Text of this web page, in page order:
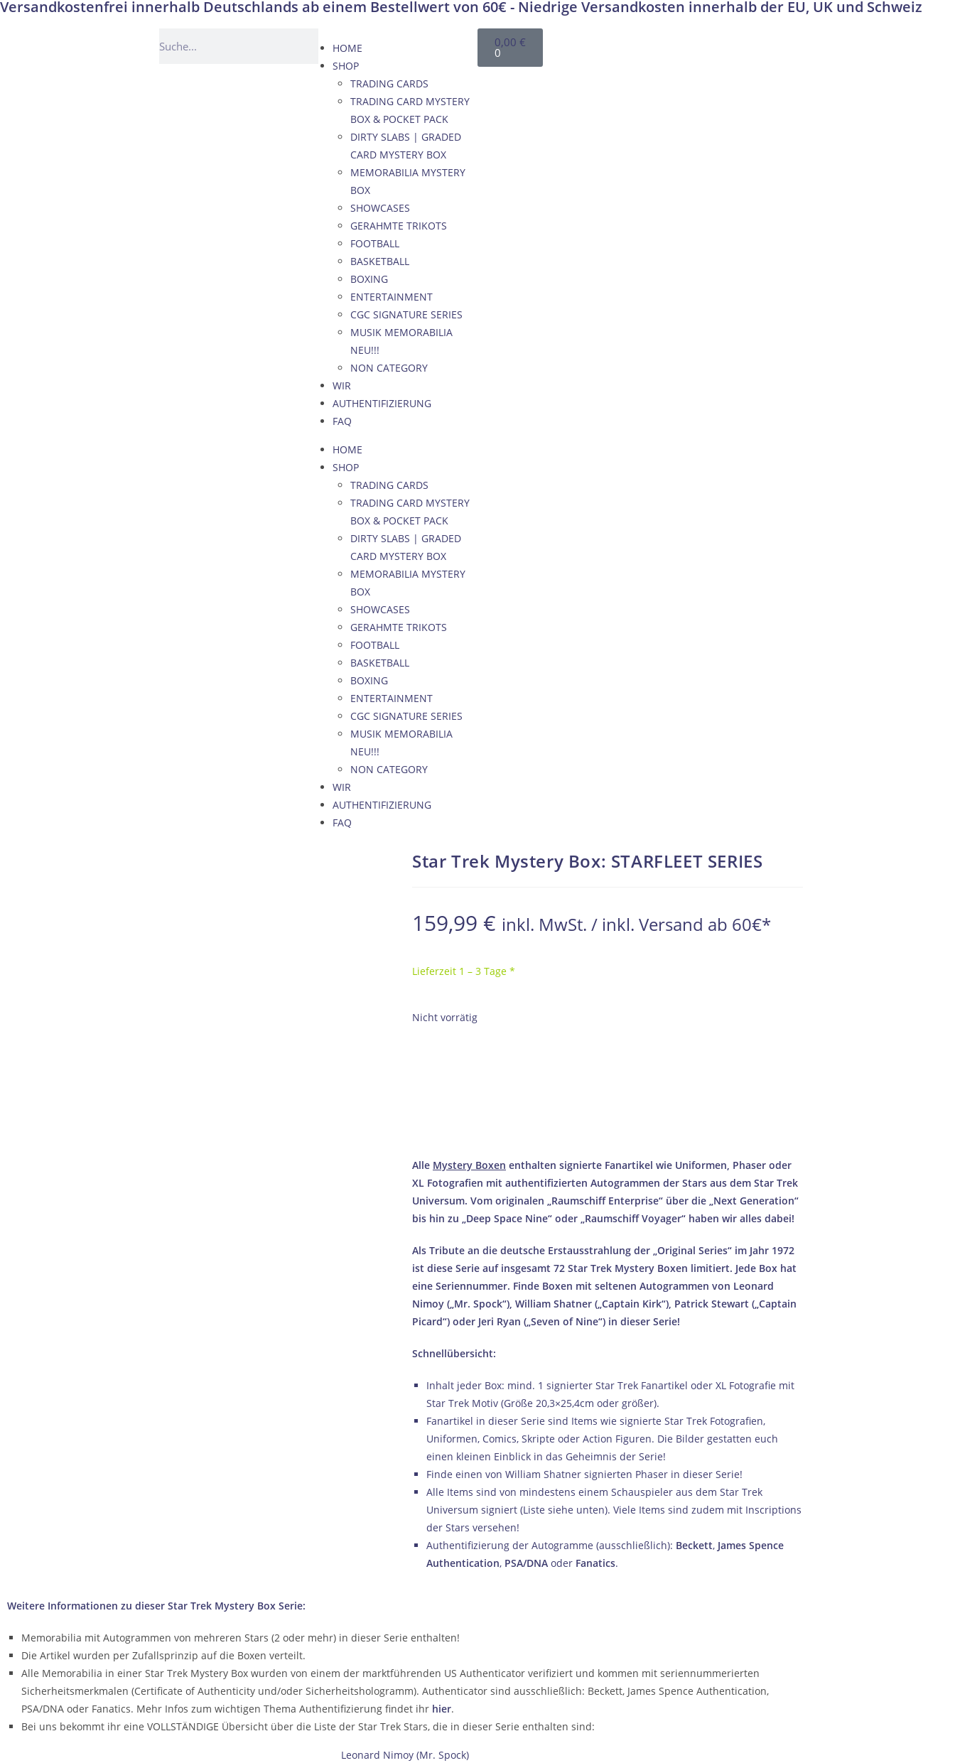
Versandkostenfrei innerhalb Deutschlands ab einem Bestellwert von 60€ - Niedrige Versandkosten innerhalb der EU, UK und Schweiz
HOME
SHOP
TRADING CARDS
TRADING CARD MYSTERY
BOX & POCKET PACK
DIRTY SLABS | GRADED
CARD MYSTERY BOX
MEMORABILIA MYSTERY
BOX
SHOWCASES
GERAHMTE TRIKOTS
FOOTBALL
BASKETBALL
BOXING
ENTERTAINMENT
CGC SIGNATURE SERIES
MUSIK MEMORABILIA
NEU!!!
NON CATEGORY
WIR
AUTHENTIFIZIERUNG
FAQ
HOME
SHOP
TRADING CARDS
TRADING CARD MYSTERY
BOX & POCKET PACK
DIRTY SLABS | GRADED
CARD MYSTERY BOX
MEMORABILIA MYSTERY
BOX
SHOWCASES
GERAHMTE TRIKOTS
FOOTBALL
BASKETBALL
BOXING
ENTERTAINMENT
CGC SIGNATURE SERIES
MUSIK MEMORABILIA
NEU!!!
NON CATEGORY
WIR
AUTHENTIFIZIERUNG
FAQ
0,00 €
0
Star Trek Mystery Box: STARFLEET SERIES
159,99 € inkl. MwSt. / inkl. Versand ab 60€*
Lieferzeit 1 – 3 Tage *
Nicht vorrätig
Alle Mystery Boxen enthalten signierte Fanartikel wie Uniformen, Phaser oder
XL Fotografien mit authentifizierten Autogrammen der Stars aus dem Star Trek
Universum. Vom originalen „Raumschiff Enterprise“ über die „Next Generation“
bis hin zu „Deep Space Nine“ oder „Raumschiff Voyager“ haben wir alles dabei!
Als Tribute an die deutsche Erstausstrahlung der „Original Series“ im Jahr 1972
ist diese Serie auf insgesamt 72 Star Trek Mystery Boxen limitiert. Jede Box hat
eine Seriennummer. Finde Boxen mit seltenen Autogrammen von Leonard
Nimoy („Mr. Spock“), William Shatner („Captain Kirk“), Patrick Stewart („Captain
Picard“) oder Jeri Ryan („Seven of Nine“) in dieser Serie!
Schnellübersicht:
Inhalt jeder Box: mind. 1 signierter Star Trek Fanartikel oder XL Fotografie mit
Star Trek Motiv (Größe 20,3×25,4cm oder größer).
Fanartikel in dieser Serie sind Items wie signierte Star Trek Fotografien,
Uniformen, Comics, Skripte oder Action Figuren. Die Bilder gestatten euch
einen kleinen Einblick in das Geheimnis der Serie!
Finde einen von William Shatner signierten Phaser in dieser Serie!
Alle Items sind von mindestens einem Schauspieler aus dem Star Trek
Universum signiert (Liste siehe unten). Viele Items sind zudem mit Inscriptions
der Stars versehen!
Authentifizierung der Autogramme (ausschließlich): Beckett, James Spence
Authentication, PSA/DNA oder Fanatics.
Weitere Informationen zu dieser Star Trek Mystery Box Serie:
Memorabilia mit Autogrammen von mehreren Stars (2 oder mehr) in dieser Serie enthalten!
Die Artikel wurden per Zufallsprinzip auf die Boxen verteilt.
Alle Memorabilia in einer Star Trek Mystery Box wurden von einem der marktführenden US Authenticator verifiziert und kommen mit seriennummerierten
Sicherheitsmerkmalen (Certificate of Authenticity und/oder Sicherheitshologramm). Authenticator sind ausschließlich: Beckett, James Spence Authentication,
PSA/DNA oder Fanatics. Mehr Infos zum wichtigen Thema Authentifizierung findet ihr hier.
Bei uns bekommt ihr eine VOLLSTÄNDIGE Übersicht über die Liste der Star Trek Stars, die in dieser Serie enthalten sind:
Leonard Nimoy (Mr. Spock)